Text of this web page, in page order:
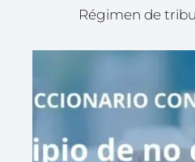
Régimen de